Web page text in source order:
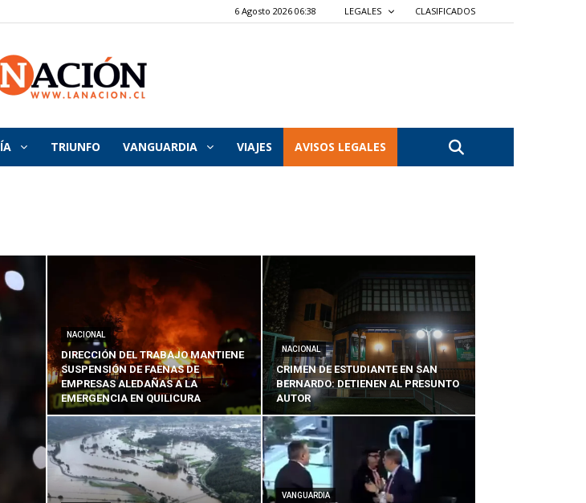
6 Agosto 2026 06:38 LEGALES CLASIFICADOS
La
Nación
TRIUNFO VANGUARDIA VIAJES AVISOS LEGALES
NACIONAL
DIRECCIÓN DEL TRABAJO MANTIENE
SUSPENSIÓN DE FAENAS DE
EMPRESAS ALEDAÑAS A LA
EMERGENCIA EN QUILICURA
NACIONAL
CRIMEN DE ESTUDIANTE EN SAN
BERNARDO: DETIENEN AL PRESUNTO
AUTOR
VANGUARDIA